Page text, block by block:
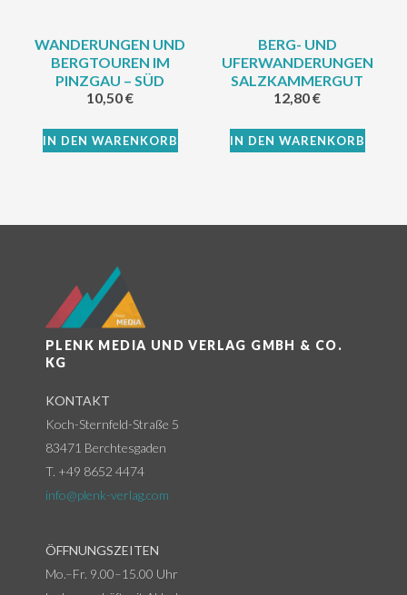
WANDERUNGEN UND
BERGTOUREN IM
PINZGAU – SÜD
10,50€
IN DEN WARENKORB
BERG- UND
UFERWANDERUNGEN
SALZKAMMERGUT
12,80€
IN DEN WARENKORB
PLENK MEDIA UND VERLAG GMBH & CO.
KG
KONTAKT
Koch-Sternfeld-Straße 5
83471 Berchtesgaden
T. +49 8652 4474
info@plenk-verlag.com
ÖFFNUNGSZEITEN
Mo.–Fr. 9.00–15.00 Uhr